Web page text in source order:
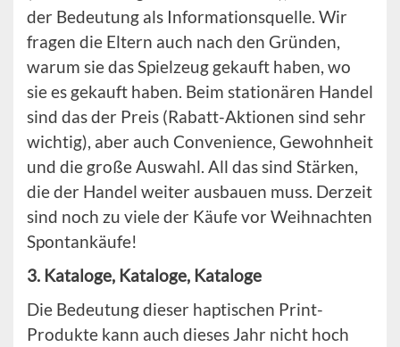
der Bedeutung als Informationsquelle. Wir
fragen die Eltern auch nach den Gründen,
warum sie das Spielzeug gekauft haben, wo
sie es gekauft haben. Beim stationären Handel
sind das der Preis (Rabatt-Aktionen sind sehr
wichtig), aber auch Convenience, Gewohnheit
und die große Auswahl. All das sind Stärken,
die der Handel weiter ausbauen muss. Derzeit
sind noch zu viele der Käufe vor Weihnachten
Spontankäufe!
3. Kataloge, Kataloge, Kataloge
Die Bedeutung dieser haptischen Print-
Produkte kann auch dieses Jahr nicht hoch